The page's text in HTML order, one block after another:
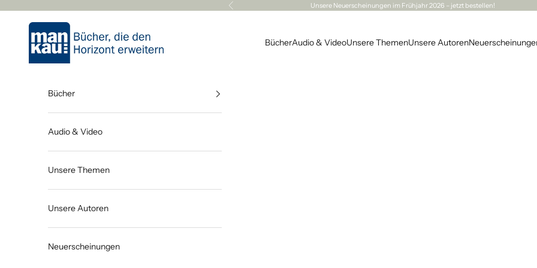
Zurück Unsere Neuerscheinungen im Frühjahr 2026 – jetzt bestellen!
Mankau Verlag
BücherAudio & VideoUnsere ThemenUnsere Autoren
Bücher
Audio & Video
Unsere Themen
Unsere Autoren
Neuerscheinungen